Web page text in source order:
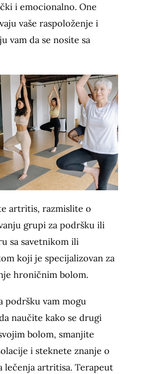
i emocionalno. One
vaše raspoloženje i
vam da se nosite sa
artritis, razmislite o
grupi za podršku ili
sa savetnikom ili
koji je specijalizovan za
hroničnim bolom.
podršku vam mogu
naučite kako se drugi
bolom, smanjite
i steknete znanje o
lečenja artritisa. Terapeut